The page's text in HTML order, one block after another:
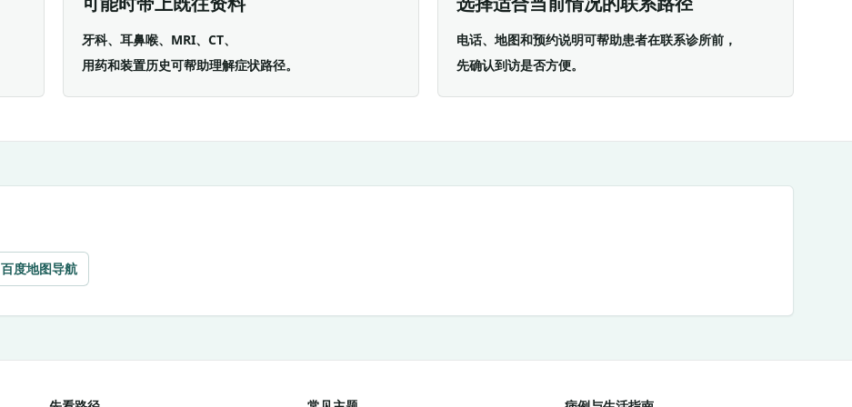
牙科、耳鼻喉、MRI、CT、
用药和装置历史可帮助理解症状路径。
电话、地图和预约说明可帮助患者在联系诊所前，
先确认到访是否方便。
百度地图导航